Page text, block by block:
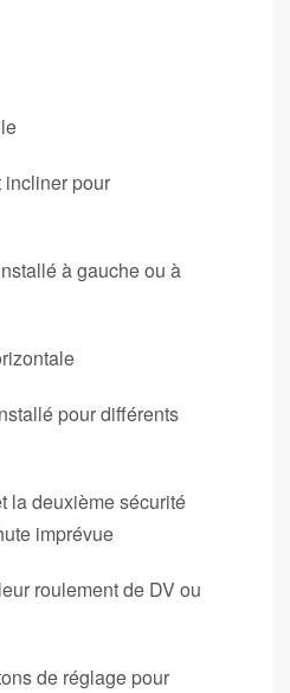
incliner pour
à gauche ou à
pour différents
la deuxième sécurité
imprévue
roulement de DV ou
de réglage pour